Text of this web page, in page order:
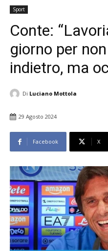
Sport
Conte:
giorno per
indietro, ma
Di Luciano Mottola
29 Agosto 2024
Facebook X